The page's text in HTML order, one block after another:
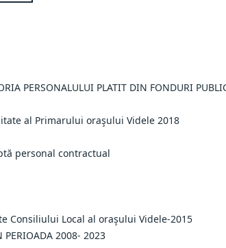
PERSONALULUI PLATIT DIN FONDURI
al Primarului oraşului Videle 2018
personal contractual
Consiliului Local al oraşului Videle-2015
PERIOADA 2008- 2023